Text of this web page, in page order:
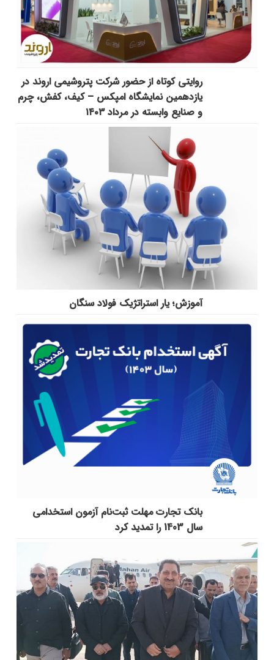
روایتی کوتاه از حضور شرکت پتروشیمی اروند در
یازدهمین نمایشگاه امپکس‌ – کیف، کفش، چرم
و صنایع وابسته در مرداد ۱۴۰۳
آموزش؛ یار استراتژیک فولاد سنگان
بانک تجارت مهلت ثبت‌نام آزمون استخدامی
سال 1403 را تمدید کرد